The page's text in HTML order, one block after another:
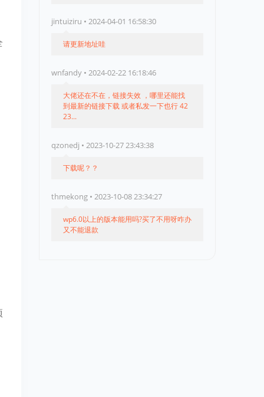
jintuiziru • 2024-04-01 16:58:30
请更新地址哇
wnfandy • 2024-02-22 16:18:46
大佬还在不在，链接失效 ，哪里还能找
到最新的链接下载 或者私发一下也行 42
23...
qzonedj • 2023-10-27 23:43:38
下载呢？？
thmekong • 2023-10-08 23:34:27
wp6.0以上的版本能用吗?买了不用呀咋办
又不能退款